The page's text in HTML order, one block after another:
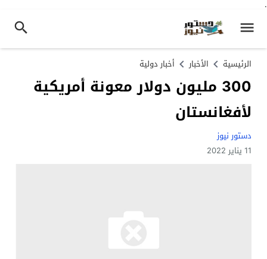
.
الرئيسية الأخبار أخبار دولية
300 مليون دولار معونة أمريكية
لأفغانستان
دستور نيوز
11 يناير 2022